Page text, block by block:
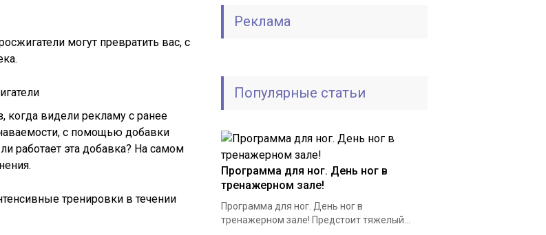
могут превратить вас, с
когда видели рекламу с ранее
с помощью добавки
работает эта добавка? На самом
тренировки в течении
Реклама
Популярные статьи
Программа для ног. День ног в
тренажерном зале!
Программа для ног. День ног в
тренажерном зале! Предстоит тяжелый...